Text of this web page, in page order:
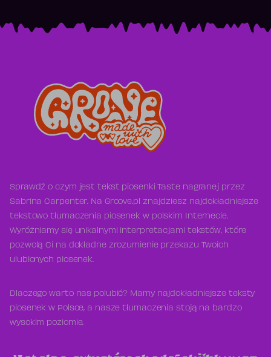
Sprawdź o czym jest tekst piosenki Taste nagranej przez
Sabrina Carpenter. Na Groove.pl znajdziesz najdokładniejsze
tekstowo tłumaczenia piosenek w polskim Internecie.
Wyróżniamy się unikalnymi interpretacjami tekstów, które
pozwolą Ci na dokładne zrozumienie przekazu Twoich
ulubionych piosenek.
Dlaczego warto nas polubić? Mamy najdokładniejsze teksty
piosenek w Polsce, a nasze tłumaczenia stoją na bardzo
wysokim poziomie.